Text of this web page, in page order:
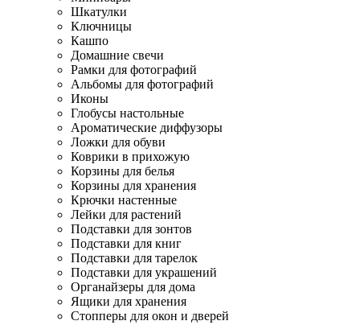
Шкатулки
Ключницы
Кашпо
Домашние свечи
Рамки для фотографий
Альбомы для фотографий
Иконы
Глобусы настольные
Ароматические диффузоры
Ложки для обуви
Коврики в прихожую
Корзины для белья
Корзины для хранения
Крючки настенные
Лейки для растений
Подставки для зонтов
Подставки для книг
Подставки для тарелок
Подставки для украшений
Органайзеры для дома
Ящики для хранения
Стопперы для окон и дверей